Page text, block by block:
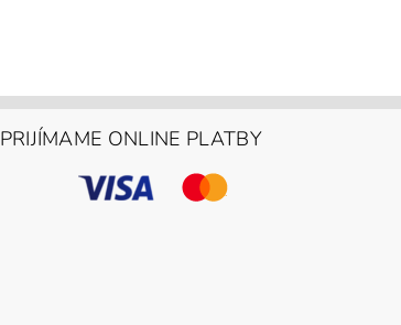
PRIJÍMAME ONLINE PLATBY